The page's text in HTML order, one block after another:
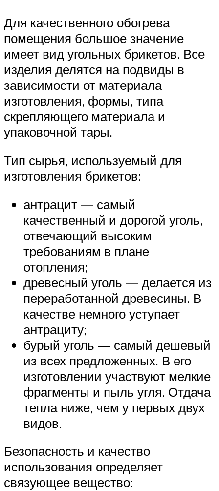
Для качественного обогрева
помещения большое значение
имеет вид угольных брикетов. Все
изделия делятся на подвиды в
зависимости от материала
изготовления, формы, типа
скрепляющего материала и
упаковочной тары.
Тип сырья, используемый для
изготовления брикетов:
антрацит — самый
качественный и дорогой уголь,
отвечающий высоким
требованиям в плане
отопления;
древесный уголь — делается из
переработанной древесины. В
качестве немного уступает
антрациту;
бурый уголь — самый дешевый
из всех предложенных. В его
изготовлении участвуют мелкие
фрагменты и пыль угля. Отдача
тепла ниже, чем у первых двух
видов.
Безопасность и качество
использования определяет
связующее вещество: